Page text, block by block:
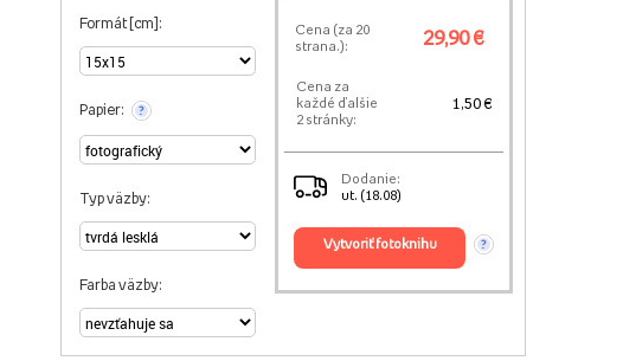
Formát [cm]:
Papier: ?
Typ väzby:
Farba väzby:
Cena (za 20
strana.):
29,90 €
Cena za
každé ďalšie
2 stránky:
1,50 €
Dodanie:
ut. (18.08)
vytvoriť fotoknihu ?